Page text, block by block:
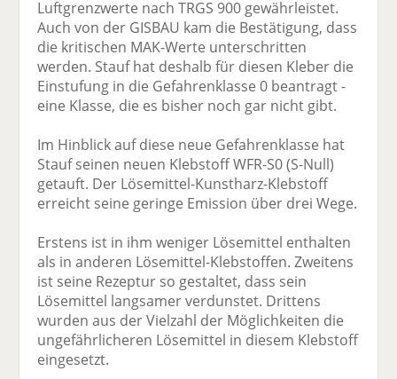
Luftgrenzwerte nach TRGS 900 gewährleistet.
Auch von der GISBAU kam die Bestätigung, dass
die kritischen MAK-Werte unterschritten
werden. Stauf hat deshalb für diesen Kleber die
Einstufung in die Gefahrenklasse 0 beantragt -
eine Klasse, die es bisher noch gar nicht gibt.
Im Hinblick auf diese neue Gefahrenklasse hat
Stauf seinen neuen Klebstoff WFR-S0 (S-Null)
getauft. Der Lösemittel-Kunstharz-Klebstoff
erreicht seine geringe Emission über drei Wege.
Erstens ist in ihm weniger Lösemittel enthalten
als in anderen Lösemittel-Klebstoffen. Zweitens
ist seine Rezeptur so gestaltet, dass sein
Lösemittel langsamer verdunstet. Drittens
wurden aus der Vielzahl der Möglichkeiten die
ungefährlicheren Lösemittel in diesem Klebstoff
eingesetzt.